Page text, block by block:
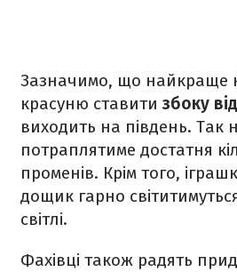
Зазначимо, що найкраще
красуню ставитизбоку
виходить на південь. Так
потраплятиме достатня
променів. Крім того,
дощик гарно
світлі.
Фахівці також радять